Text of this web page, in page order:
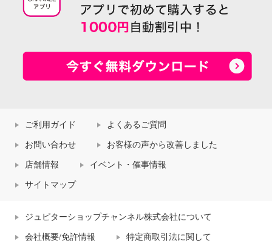
ご利用ガイド よくあるご質問
お問い合わせ お客様の声から改善しました
店舗情報 イベント・催事情報
サイトマップ
ジュピターショップチャンネル株式会社について
会社概要/免許情報 特定商取引法に関して